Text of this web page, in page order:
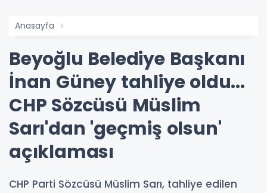
Anasayfa
Beyoğlu Belediye Başkanı
İnan Güney tahliye oldu...
CHP Sözcüsü Müslim
Sarı'dan 'geçmiş olsun'
açıklaması
CHP Parti Sözcüsü Müslim Sarı, tahliye edilen